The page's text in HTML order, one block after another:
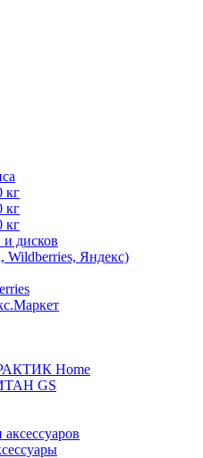
кг
кг
кг
дисков
Яндекс)
Home
GS